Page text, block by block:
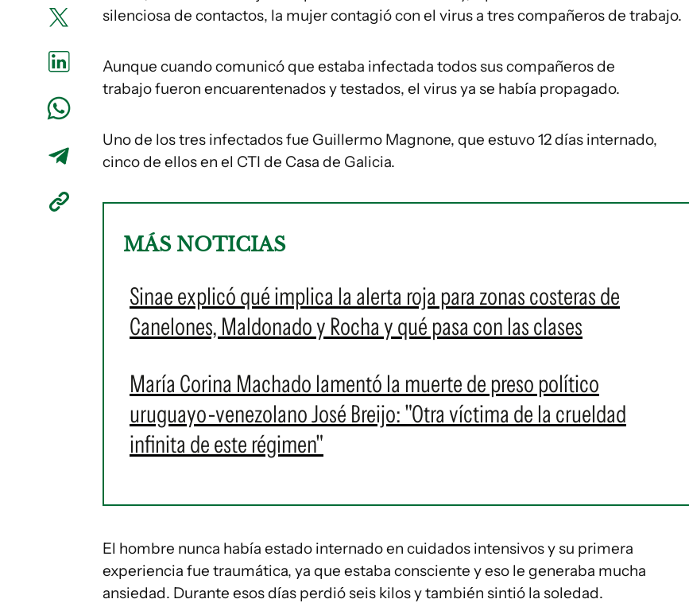
silenciosa de contactos, la mujer contagió con el virus a tres compañeros de trabajo.
Aunque cuando comunicó que estaba infectada todos sus compañeros de
trabajo fueron encuarentenados y testados, el virus ya se había propagado.
Uno de los tres infectados fue Guillermo Magnone, que estuvo 12 días internado,
cinco de ellos en el CTI de Casa de Galicia.
MÁS NOTICIAS
Sinae explicó qué implica la alerta roja para zonas costeras de
Canelones, Maldonado y Rocha y qué pasa con las clases
María Corina Machado lamentó la muerte de preso político
uruguayo-venezolano José Breijo: "Otra víctima de la crueldad
infinita de este régimen"
El hombre nunca había estado internado en cuidados intensivos y su primera
experiencia fue traumática, ya que estaba consciente y eso le generaba mucha
ansiedad. Durante esos días perdió seis kilos y también sintió la soledad.